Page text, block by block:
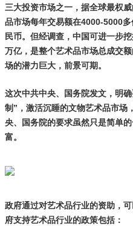
三大投资市场之一，据全球最权
品市场每年交易额在4000-5000
民币。但经调查，中国可进一步
万亿，是整个艺术品市场总成交
场的潜力巨大，前景可期。
这次中共中央、国务院发文，明
制”，激活沉睡的文物艺术品市场
央、国务院的要求虽然只是简单
富。
政府通过对艺术品行业的资助，
府支持艺术品行业的政策包括：